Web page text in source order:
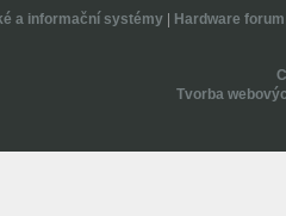
a informační systémy| Hardware forum
Tvorba